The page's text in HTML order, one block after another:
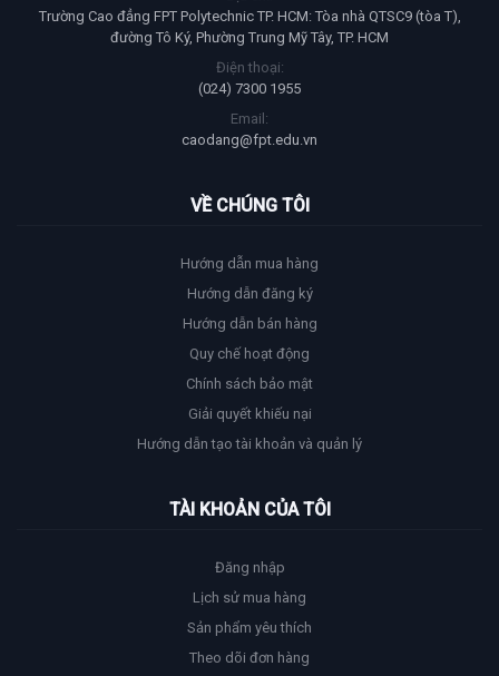
Trường Cao đẳng FPT Polytechnic TP. HCM: Tòa nhà QTSC9 (tòa T),
đường Tô Ký, Phường Trung Mỹ Tây, TP. HCM
Điện thoại:
(024) 7300 1955
Email:
caodang@fpt.edu.vn
VỀ CHÚNG TÔI
Hướng dẫn mua hàng
Hướng dẫn đăng ký
Hướng dẫn bán hàng
Quy chế hoạt động
Chính sách bảo mật
Giải quyết khiếu nại
Hướng dẫn tạo tài khoản và quản lý
TÀI KHOẢN CỦA TÔI
Đăng nhập
Lịch sử mua hàng
Sản phẩm yêu thích
Theo dõi đơn hàng